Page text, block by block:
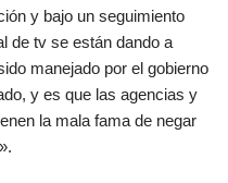
y bajo un seguimiento
de tv se están dando a
manejado por el gobierno
y es que las agencias y
la mala fama de negar